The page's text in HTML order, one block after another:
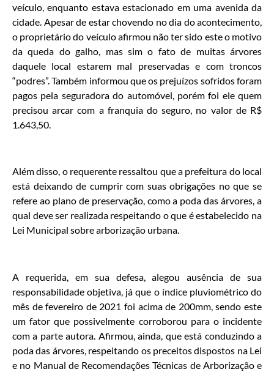
veículo, enquanto estava estacionado em uma avenida da
cidade. Apesar de estar chovendo no dia do acontecimento,
o proprietário do veículo afirmou não ter sido este o motivo
da queda do galho, mas sim o fato de muitas árvores
daquele local estarem mal preservadas e com troncos
“podres”. Também informou que os prejuízos sofridos foram
pagos pela seguradora do automóvel, porém foi ele quem
precisou arcar com a franquia do seguro, no valor de R$
1.643,50.
Além disso, o requerente ressaltou que a prefeitura do local
está deixando de cumprir com suas obrigações no que se
refere ao plano de preservação, como a poda das árvores, a
qual deve ser realizada respeitando o que é estabelecido na
Lei Municipal sobre arborização urbana.
A requerida, em sua defesa, alegou ausência de sua
responsabilidade objetiva, já que o índice pluviométrico do
mês de fevereiro de 2021 foi acima de 200mm, sendo este
um fator que possivelmente corroborou para o incidente
com a parte autora. Afirmou, ainda, que está conduzindo a
poda das árvores, respeitando os preceitos dispostos na Lei
e no Manual de Recomendações Técnicas de Arborização e